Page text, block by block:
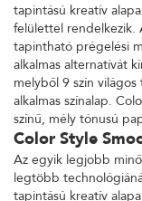
tapintású kreatív
felülettel rendelkezik.
tapintható prégelési
alkalmas alternatívát
melyből 9 szín
alkalmas színalap.
színű, mély tónusú
Color Style
Az egyik legjobb
legtöbb
tapintású kreatív